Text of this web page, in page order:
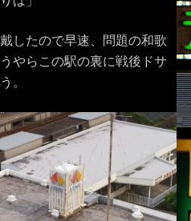
したので早速、問題の和歌
やらこの駅の裏に戦後ドサ
。